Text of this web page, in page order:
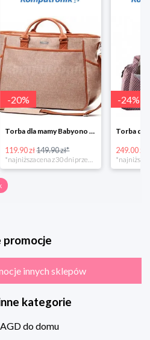
-20%
Torba dla mamy Babyono 1507/01 Comfort Chic w super cenie
119.90 zł149.90 zł*
-24%
249.00 zł
promocje
innych sklepów
kategorie
do domu